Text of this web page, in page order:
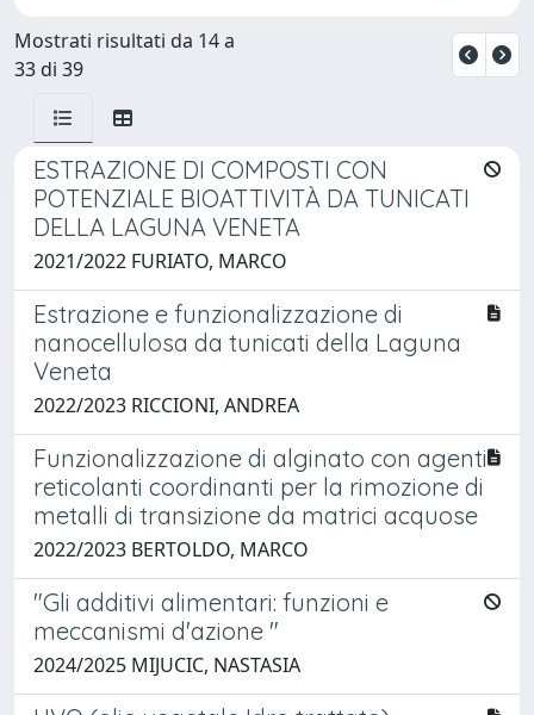
Mostrati risultati da 14 a
33 di 39
ESTRAZIONE DI COMPOSTI CON
POTENZIALE BIOATTIVITÀ DA TUNICATI
DELLA LAGUNA VENETA
2021/2022 FURIATO, MARCO
Estrazione e funzionalizzazione di
nanocellulosa da tunicati della Laguna
Veneta
2022/2023 RICCIONI, ANDREA
Funzionalizzazione di alginato con agenti
reticolanti coordinanti per la rimozione di
metalli di transizione da matrici acquose
2022/2023 BERTOLDO, MARCO
"Gli additivi alimentari: funzioni e
meccanismi d'azione "
2024/2025 MIJUCIC, NASTASIA